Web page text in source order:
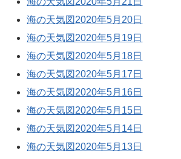
海の天気図2020年5月20日
海の天気図2020年5月19日
海の天気図2020年5月18日
海の天気図2020年5月17日
海の天気図2020年5月16日
海の天気図2020年5月15日
海の天気図2020年5月14日
海の天気図2020年5月13日